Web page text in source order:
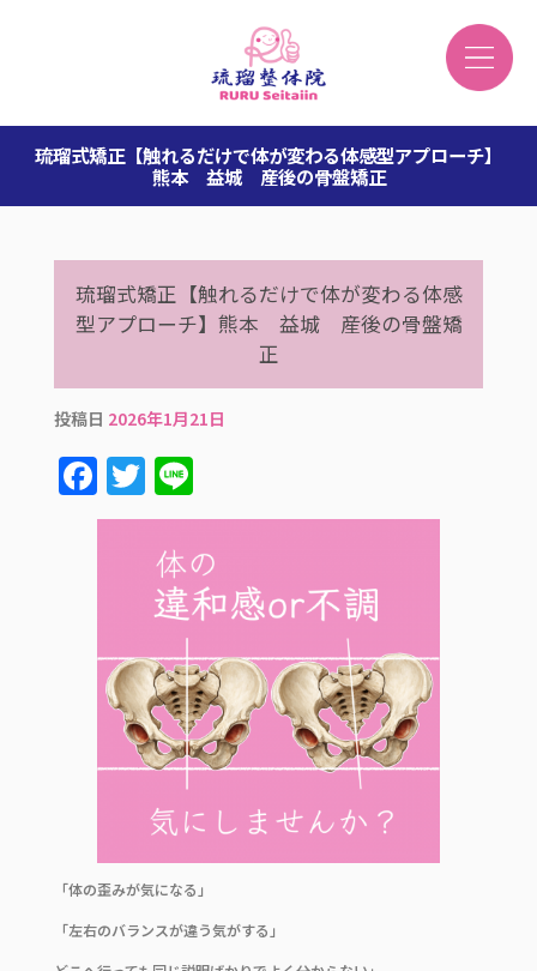
琉瑠式矯正【触れるだけで体が変わる体感型アプローチ】
熊本 益城 産後の骨盤矯正
琉瑠式矯正【触れるだけで体が変わる体感
型アプローチ】熊本 益城 産後の骨盤矯
正
投稿日 2026年1月21日
F
a
o
o
T
w
it
te
r
Li
n
e
「体の歪みが気になる」
「左右のバランスが違う気がする」